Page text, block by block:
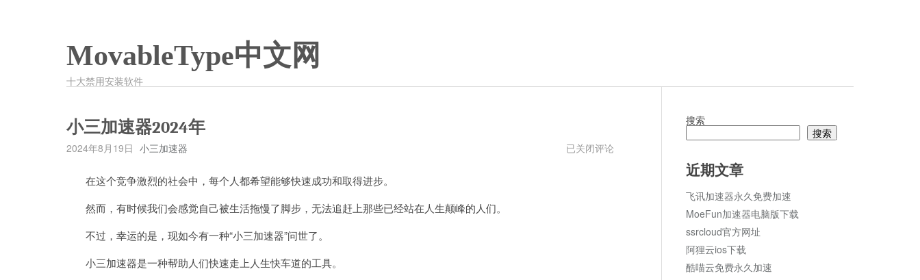
MovableType中文网
十大禁用安装软件
小三加速器2024年
2024年8月19日 小三加速器
小
已关闭评论
在这个竞争激烈的社会中，每个人都希望能够快速成功和取得进步。
然而，有时候我们会感觉自己被生活拖慢了脚步，无法追赶上那些已经站在人生颠峰的人们。
不过，幸运的是，现如今有一种“小三加速器”问世了。
小三加速器是一种帮助人们快速走上人生快车道的工具。
搜索
搜索
近期文章
飞讯加速器永久免费加速
MoeFun加速器电脑版下载
ssrcloud官方网址
阿狸云ios下载
酷喵云免费永久加速